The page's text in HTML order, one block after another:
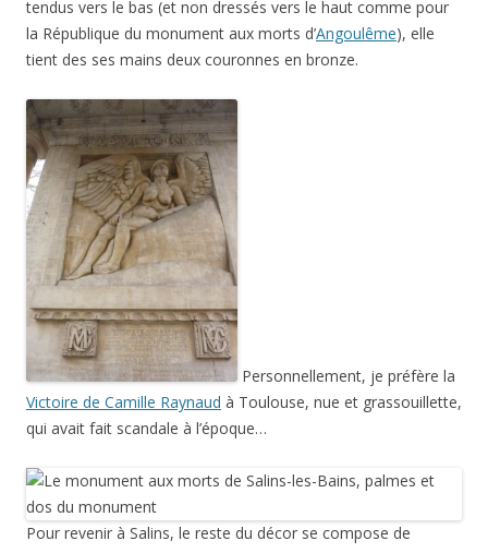
tendus vers le bas (et non dressés vers le haut comme pour
la République du monument aux morts d’Angoulême), elle
tient des ses mains deux couronnes en bronze.
Personnellement, je préfère la
Victoire de Camille Raynaud à Toulouse, nue et grassouillette,
qui avait fait scandale à l’époque…
Pour revenir à Salins, le reste du décor se compose de